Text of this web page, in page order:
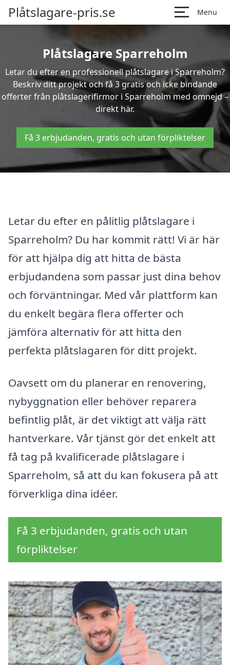
Plåtslagare-pris.se Menu
Plåtslagare Sparreholm
Letar du efter en professionell plåtslagare i Sparreholm?
Beskriv ditt projekt och få 3 gratis och icke bindande
offerter från plåtslagerifirmor i Sparreholm med omnejd –
direkt här.
Få 3 erbjudanden, gratis och utan förpliktelser
Letar du efter en pålitlig plåtslagare i
Sparreholm? Du har kommit rätt! Vi är här
för att hjälpa dig att hitta de bästa
erbjudandena som passar just dina behov
och förväntningar. Med vår plattform kan
du enkelt begära flera offerter och
jämföra alternativ för att hitta den
perfekta plåtslagaren för ditt projekt.
Oavsett om du planerar en renovering,
nybyggnation eller behöver reparera
befintlig plåt, är det viktigt att välja rätt
hantverkare. Vår tjänst gör det enkelt att
få tag på kvalificerade plåtslagare i
Sparreholm, så att du kan fokusera på att
förverkliga dina idéer.
Få 3 erbjudanden, gratis och utan
förpliktelser